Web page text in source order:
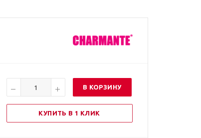
В КОРЗИНУ
КУПИТЬ В 1 КЛИК